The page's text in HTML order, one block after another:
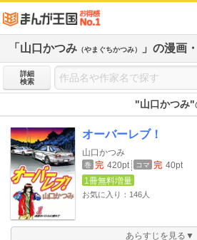
「山口かつみ （やまぐちかつみ） 」の漫画
詳細
検索
"山口かつみ"
オーバーレブ！
山口かつみ
巻 完 420pt コマ 完 40pt
1冊無料増量
お気に入り：146人
あらすじを見る▼